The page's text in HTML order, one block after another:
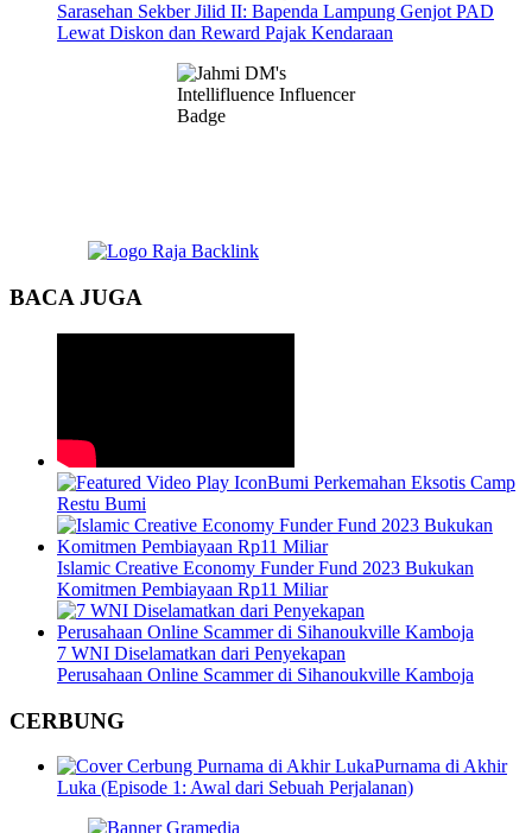
Sarasehan Sekber Jilid II: Bapenda Lampung Genjot PAD
Lewat Diskon dan Reward Pajak Kendaraan
BACA JUGA
Bumi Perkemahan Eksotis Camp
Restu Bumi
Islamic Creative Economy Funder Fund 2023 Bukukan
Komitmen Pembiayaan Rp11 Miliar
7 WNI Diselamatkan dari Penyekapan
Perusahaan Online Scammer di Sihanoukville Kamboja
CERBUNG
Purnama di Akhir
Luka (Episode 1: Awal dari Sebuah Perjalanan)